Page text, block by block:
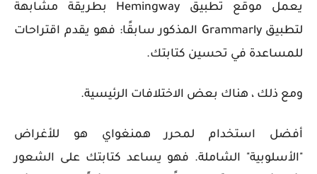
يعمل موقع تطبيق Hemingway بطريقة مشابهة
لتطبيق Grammarly المذكور سابقًا: فهو يقدم اقتراحات
للمساعدة في تحسين كتابتك.
ومع ذلك ، هناك بعض الاختلافات الرئيسية.
أفضل استخدام لمحرر همنغواي هو للأغراض
"الأسلوبية" الشاملة. فهو يساعد كتابتك على الشعور